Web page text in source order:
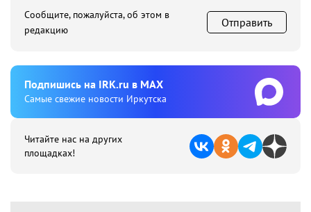
Сообщите, пожалуйста, об этом в
редакцию
Отправить
Подпишиcь на IRK.ru в MAX
Cамые свежие новости Иркутска
Читайте нас на других
площадках!